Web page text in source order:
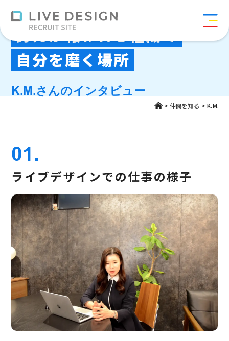
仲間と切磋琢磨し、
努力が報われる組織で
自分を磨く場所
K.M.さんのインタビュー
>仲間を知る > K.M.
01.
ライブデザインでの仕事の様子